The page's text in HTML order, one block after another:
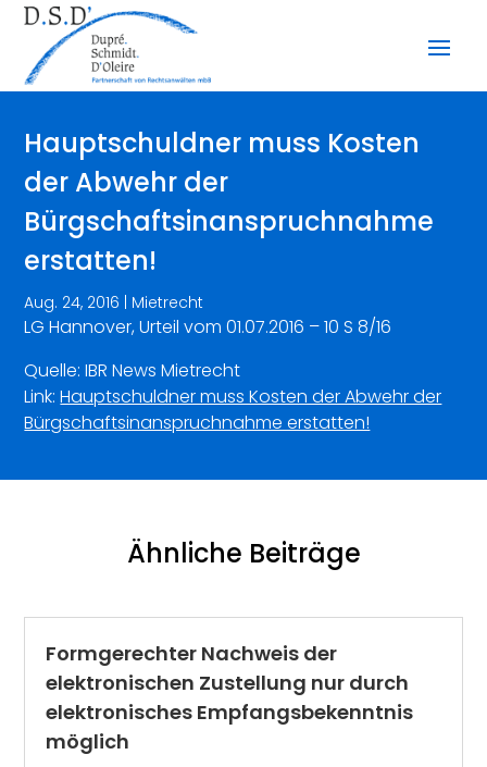
Hauptschuldner muss Kosten
der Abwehr der
Bürgschaftsinanspruchnahme
erstatten!
Aug. 24, 2016 | Mietrecht
LG Hannover, Urteil vom 01.07.2016 – 10 S 8/16
Quelle: IBR News Mietrecht
Link:Hauptschuldner muss Kosten der Abwehr der
Bürgschaftsinanspruchnahme erstatten!
Ähnliche Beiträge
Formgerechter Nachweis der
elektronischen Zustellung nur durch
elektronisches Empfangsbekenntnis
möglich